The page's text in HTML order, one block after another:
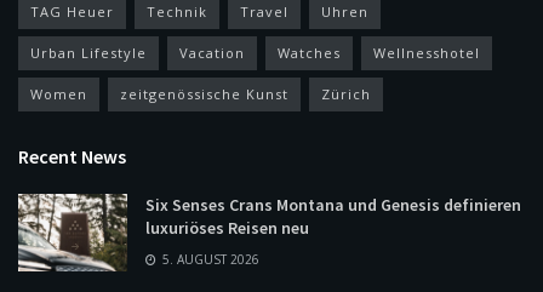
TAG Heuer Technik Travel Uhren
Urban Lifestyle Vacation Watches Wellnesshotel
Women zeitgenössische Kunst Zürich
Recent News
Six Senses Crans Montana und Genesis definieren
luxuriöses Reisen neu
5. AUGUST 2026